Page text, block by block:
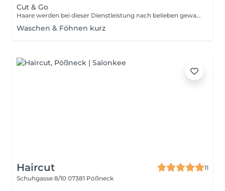
Cut & Go
Haare werden bei dieser Dienstleistung nach belieben gewaschen oder trocken geschnitten. Das Föhnen ist in dieser Dienstleistung nicht beinhaltet.
Waschen & Föhnen kurz
Haircut
11
Schuhgasse 8/10 07381 Pößneck